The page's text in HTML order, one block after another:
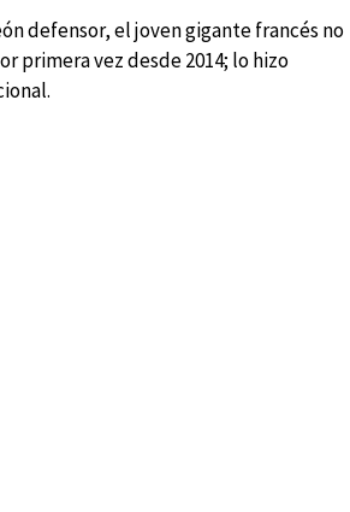
defensor, el joven gigante francés no
primera vez desde 2014; lo hizo